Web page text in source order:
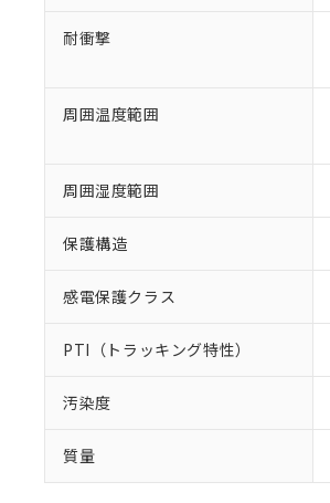
耐衝撃
周囲温度範囲
周囲湿度範囲
保護構造
感電保護クラス
PTI（トラッキング特性）
汚染度
質量